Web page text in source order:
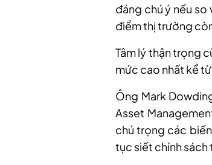
đáng chú ý nếu
điểm thị trường
Tâm lý thận trọng
mức cao nhất kể
Ông Mark
Asset
chú trọng các
tục siết chính sách